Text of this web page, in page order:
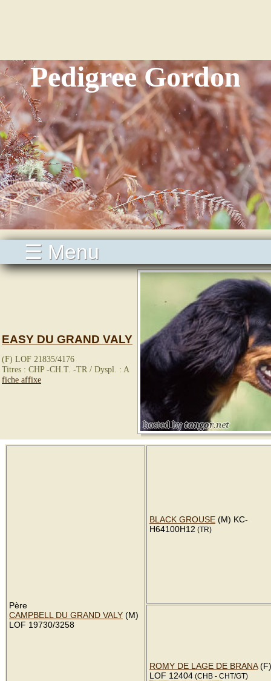
Pedigree Gordon
☰ Menu
EASY DU GRAND VALY
(F) LOF 21835/4176
Titres : CHP -CH.T. -TR / Dyspl. : A
fiche affixe
Père
CAMPBELL DU GRAND VALY (M)
LOF 19730/3258
BLACK GROUSE (M) KC-
H64100H12 (TR)
ROMY DE LAGE DE BRANA(F)
LOF 12404 (CHB - CHT/GT)